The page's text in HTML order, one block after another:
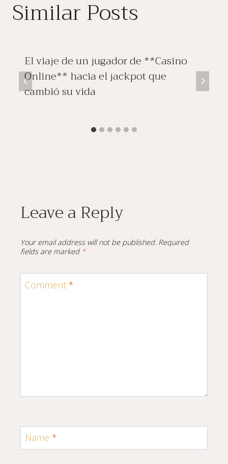
Similar Posts
El viaje de un jugador de **Casino
Online** hacia el jackpot que
cambió su vida
Leave a Reply
Your email address will not be published. Required
fields are marked *
Comment *
Name *